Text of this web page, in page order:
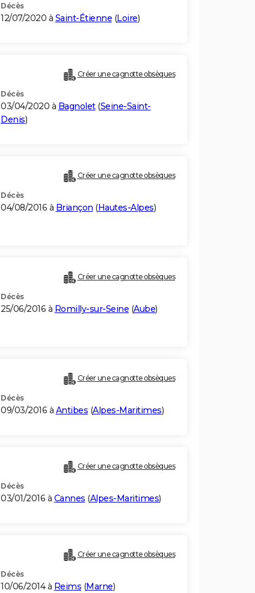
Décès
12/07/2020 à Saint-Étienne (Loire)
Créer une cagnotte obsèques
Décès
03/04/2020 à Bagnolet(Seine-Saint-
Denis)
Créer une cagnotte obsèques
Décès
04/08/2016 à Briançon (Hautes-Alpes)
Créer une cagnotte obsèques
Décès
25/06/2016 à Romilly-sur-Seine (Aube)
Créer une cagnotte obsèques
Décès
09/03/2016 à Antibes (Alpes-Maritimes)
Créer une cagnotte obsèques
Décès
03/01/2016 à Cannes (Alpes-Maritimes)
Créer une cagnotte obsèques
Décès
10/06/2014 à Reims (Marne)